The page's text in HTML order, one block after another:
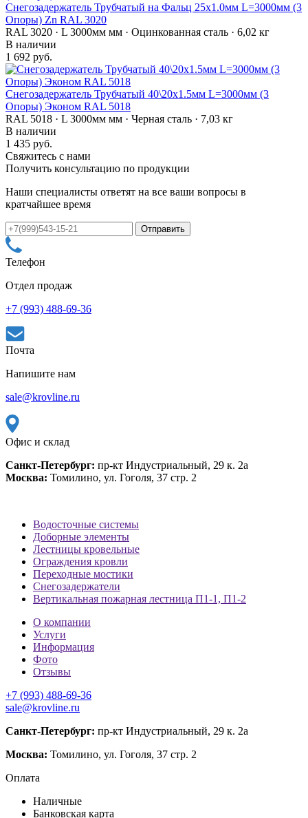
Снегозадержатель Трубчатый на Фальц 25х1.0мм L=3000мм (3
Опоры) Zn RAL 3020
RAL 3020 · L 3000мм мм · Оцинкованная сталь · 6,02 кг
В наличии
1 692 руб.
Снегозадержатель Трубчатый 40\20х1.5мм L=3000мм (3
Опоры) Эконом RAL 5018
RAL 5018 · L 3000мм мм · Черная сталь · 7,03 кг
В наличии
1 435 руб.
Свяжитесь с нами
Получить консультацию по продукции
Наши специалисты ответят на все ваши вопросы в
кратчайшее время
Телефон
Отдел продаж
+7 (993) 488-69-36
Почта
Напишите нам
sale@krovline.ru
Офис и склад
Санкт-Петербург: пр-кт Индустриальный, 29 к. 2а
Москва: Томилино, ул. Гоголя, 37 стр. 2
Водосточные системы
Доборные элементы
Лестницы кровельные
Ограждения кровли
Переходные мостики
Снегозадержатели
Вертикальная пожарная лестница П1-1, П1-2
О компании
Услуги
Информация
Фото
Отзывы
+7 (993) 488-69-36
sale@krovline.ru
Санкт-Петербург: пр-кт Индустриальный, 29 к. 2а
Москва: Томилино, ул. Гоголя, 37 стр. 2
Оплата
Наличные
Банковская карта